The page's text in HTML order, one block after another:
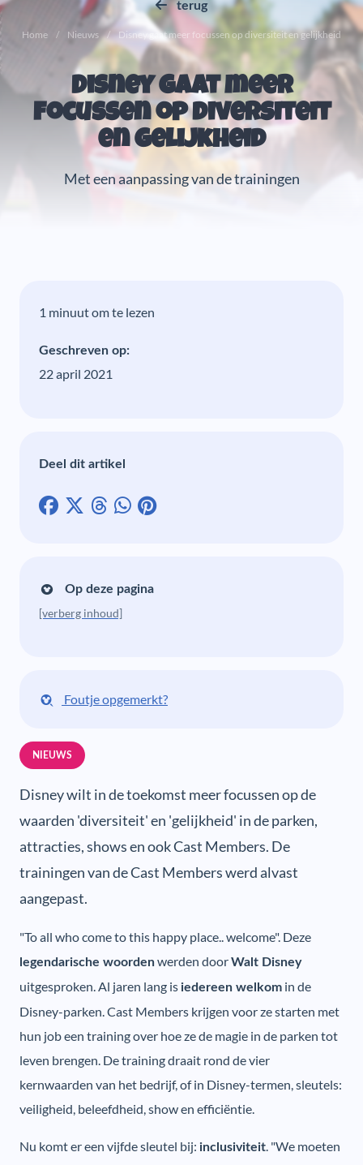
terug
Home Nieuws Disney gaat meer focussen op diversiteit en gelijkheid
Disney gaat meer
focussen op diversiteit
en gelijkheid
Met een aanpassing van de trainingen
1 minuut om te lezen
Geschreven op:
22 april 2021
Deel dit artikel
Op deze pagina
[verberg inhoud]
Foutje opgemerkt?
NIEUWS
Disney wilt in de toekomst meer focussen op de
waarden 'diversiteit' en 'gelijkheid' in de parken,
attracties, shows en ook Cast Members. De
trainingen van de Cast Members werd alvast
aangepast.
"To all who come to this happy place.. welcome". Deze
legendarische woordenwerden doorWalt Disney
uitgesproken. Al jaren lang is iedereen welkom in de
Disney-parken. Cast Members krijgen voor ze starten met
hun job een training over hoe ze de magie in de parken tot
leven brengen. De training draait rond de vier
kernwaarden van het bedrijf, of in Disney-termen, sleutels:
veiligheid, beleefdheid, show en efficiëntie.
Nu komt er een vijfde sleutel bij: inclusiviteit. "We moeten